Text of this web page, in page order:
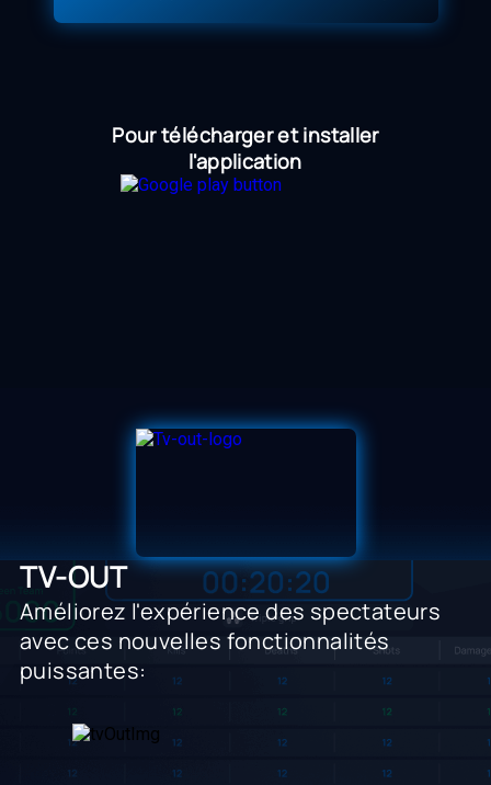
Pour télécharger et installer
l'application
TV-OUT
Améliorez l'expérience des spectateurs
avec ces nouvelles fonctionnalités
puissantes: